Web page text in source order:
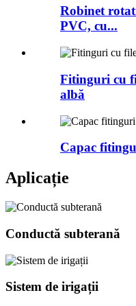
Robinet
PVC, cu...
Fitinguri cu
albă
Capac
Aplicație
Conductă subterană
Sistem de irigații